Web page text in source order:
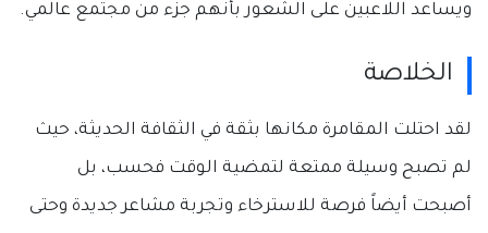
ويساعد اللاعبين على الشعور بأنهم جزء من مجتمع عالمي.
الخلاصة
لقد احتلت المقامرة مكانها بثقة في الثقافة الحديثة، حيث
لم تصبح وسيلة ممتعة لتمضية الوقت فحسب، بل
أصبحت أيضاً فرصة للاسترخاء وتجربة مشاعر جديدة وحتى